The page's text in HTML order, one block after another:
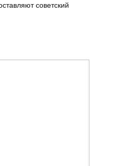
советский